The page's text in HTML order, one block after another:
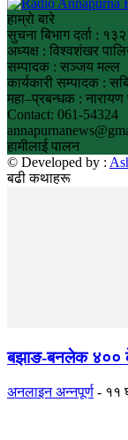
हाम्रो बारे
सुचना बिभाग दर्ता :
अध्यक्ष : विश्वशंखर
सम्पादक : सञ्जय मल्ल
कार्यकारी सम्पादक :
महा–प्रबन्धक :
Contact: 061-54324
हामीलाई पालन
© Developed by :
बढी कथाहरू
बझाङ-बनलेक ४००
अनलाइन अन्नपूर्ण - ११